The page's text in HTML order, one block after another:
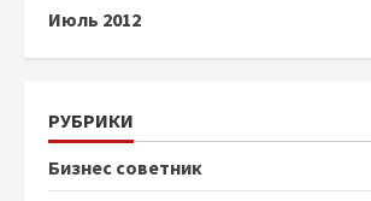
Июль 2012
РУБРИКИ
Бизнес советник